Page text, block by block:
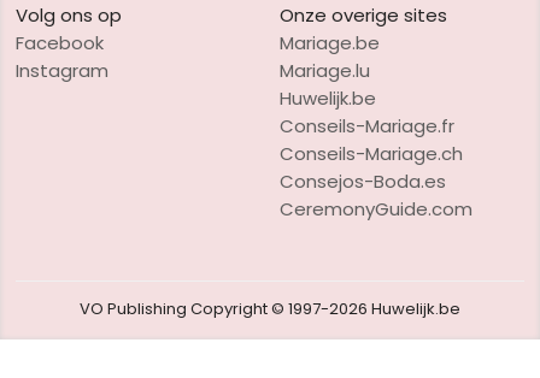
Volg ons op
Facebook
Instagram
Onze overige sites
Mariage.be
Mariage.lu
Huwelijk.be
Conseils-Mariage.fr
Conseils-Mariage.ch
Consejos-Boda.es
CeremonyGuide.com
VO Publishing Copyright © 1997-2026 Huwelijk.be